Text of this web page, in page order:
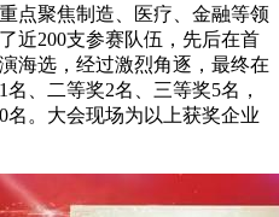
聚焦制造、医疗、金融等领
近200支参赛队伍，先后在首
海选，经过激烈角逐，最终在
、二等奖2名、三等奖5名，
名。大会现场为以上获奖企业